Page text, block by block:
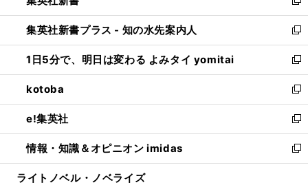
開
く
ン
ド
ウ
で
開
く
い
ウ
ィ
ン
ド
ウ
で
開
く
新
し
い
ウ
ィ
ン
ド
ウ
で
開
く
集英社新書プラス - 知の水先案内人
新
し
い
ウ
ィ
ン
ド
ウ
で
開
1日5分で、明日は変わる よみタイ yomitai
新
し
い
ウ
ィ
ン
ド
ウ
kotoba
新
し
い
ウ
ィ
ン
e!集英社
新
し
い
ウ
情報・知識＆オピニオン imidas
新
し
ライトノベル・ノベライズ